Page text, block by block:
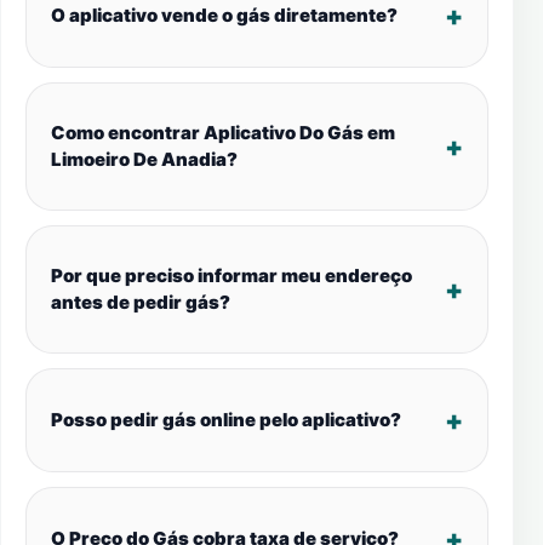
O aplicativo vende o gás diretamente?
Como encontrar Aplicativo Do Gás em
Limoeiro De Anadia?
Por que preciso informar meu endereço
antes de pedir gás?
Posso pedir gás online pelo aplicativo?
O Preço do Gás cobra taxa de serviço?